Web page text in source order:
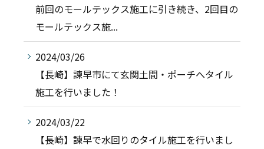
前回のモールテックス施工に引き続き、2回目の
モールテックス施...
2024/03/26
【長崎】諫早市にて玄関土間・ポーチへタイル
施工を行いました！
2024/03/22
【長崎】諫早で水回りのタイル施工を行いまし